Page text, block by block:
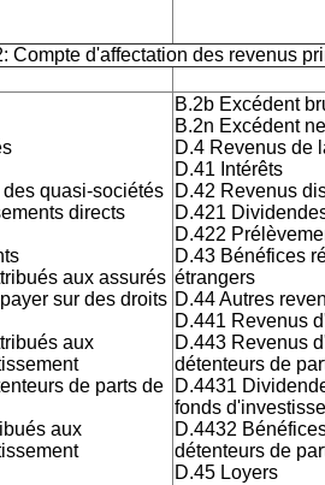
Compte d'affectation des revenus
quasi-sociétés
directs
aux assurés
sur des droits
aux
de parts de
aux
B.2b Excédent
B.2n Excédent
D.4 Revenus de
D.41 Intérêts
D.42 Revenus
D.421
D.422
D.43 Bénéfices
étrangers
D.44 Autres
D.441 Revenus
D.443 Revenus
détenteurs de
D.4431
fonds
D.4432
détenteurs de
D.45 Loyers